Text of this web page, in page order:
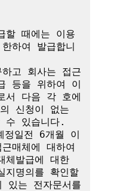
할 때에는 이용
하여 발급합니
고 회사는 접근
등을 위하여 이
서 다음 각 호에
신청이 없는
수 있습니다.
일전 6개월 이
매체에 대하여
체발급에 대한
지명의를 확인할
있는 전자문서를